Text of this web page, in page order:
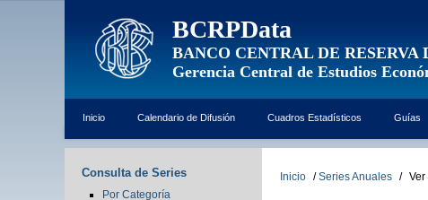
BCRPData
BANCO CENTRAL DE RESERVA
Gerencia Central de Estudios
Inicio Calendario de Difusión Cuadros Estadísticos Guías
Consulta de Series
Por Categoría
Inicio / Series Anuales / Ver